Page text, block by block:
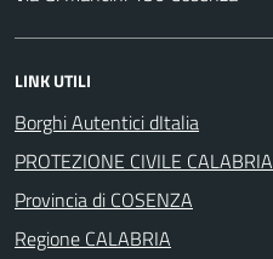
LINK UTILI
Borghi Autentici dItalia
PROTEZIONE CIVILE CALABRIA
Provincia di COSENZA
Regione CALABRIA